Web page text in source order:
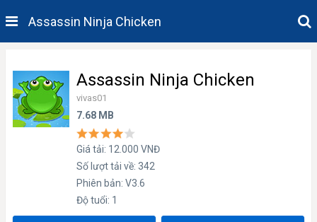
Assassin Ninja Chicken
Assassin Ninja Chicken
vivas01
7.68 MB
Giá tải: 12.000 VNĐ
Số lượt tải về: 342
Phiên bản: V3.6
Độ tuổi: 1